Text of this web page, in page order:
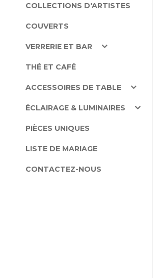
COLLECTIONS D'ARTISTES
COUVERTS
VERRERIE ET BAR
THÉ ET CAFÉ
ACCESSOIRES DE TABLE
ÉCLAIRAGE & LUMINAIRES
PIÈCES UNIQUES
LISTE DE MARIAGE
CONTACTEZ-NOUS